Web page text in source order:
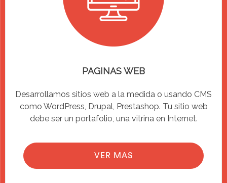
PAGINAS WEB
Desarrollamos sitios web a la medida o usando CMS
como WordPress, Drupal, Prestashop. Tu sitio web
debe ser un portafolio, una vitrina en Internet.
VER MAS